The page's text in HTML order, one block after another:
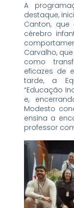
A
destaque,
Canton, que
cérebro
Carvalho,
como
eficazes de
tarde, a
“Educação
e,
Modesto
ensina a
professor